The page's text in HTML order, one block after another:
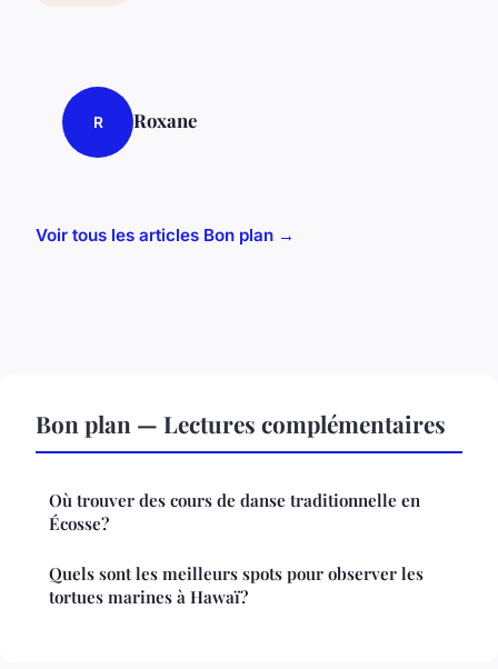
R Roxane
Voir tous les articles Bon plan →
Bon plan — Lectures complémentaires
Où trouver des cours de danse traditionnelle en
Écosse?
Quels sont les meilleurs spots pour observer les
tortues marines à Hawaï?